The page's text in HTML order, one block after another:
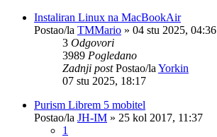
Instaliran Linux na MacBookAir
Postao/la TMMario » 04 stu 2025, 04:36
3 Odgovori
3989 Pogledano
Zadnji postPostao/la Yorkin
07 stu 2025, 18:17
Purism Librem 5 mobitel
Postao/la JH-IM » 25 kol 2017, 11:37
1